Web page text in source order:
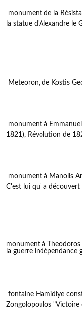
monument de la
la statue d'Alexandre le
Meteoron, de Kostis
monument à
1821), Révolution de
monument à Manolis
C'est lui qui a découvert
monument à
la guerre indépendance
fontaine Hamidiye
Zongolopoulos "Victoire